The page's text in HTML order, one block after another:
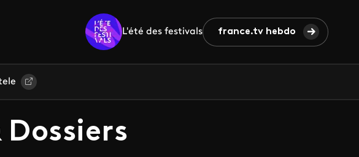
L'été des festivals france.tv hebdo